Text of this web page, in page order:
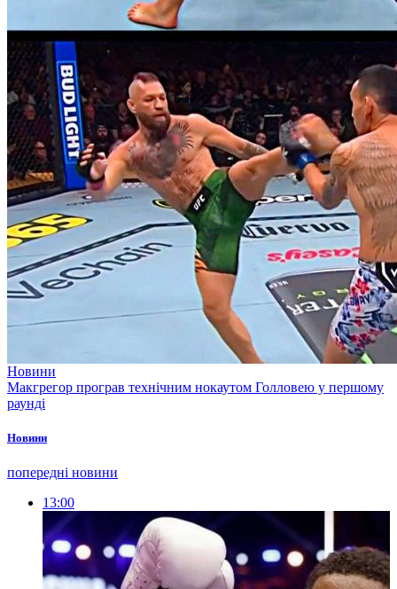
Новини
Макгрегор програв технічним нокаутом Голловею у першому
раунді
Новини
попередні новини
13:00